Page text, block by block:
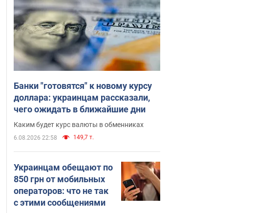
Банки "готовятся" к новому курсу
доллара: украинцам рассказали,
чего ожидать в ближайшие дни
Каким будет курс валюты в обменниках
6.08.2026 22:58 149,7 т.
Украинцам обещают по
850 грн от мобильных
операторов: что не так
с этими сообщениями